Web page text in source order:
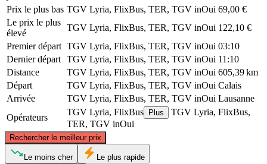
Prix ​​le plus bas TGV Lyria, FlixBus, TER, TGV inOui 69,00 €
Le prix le plus
élevé
TGV Lyria, FlixBus, TER, TGV inOui 122,10 €
Premier départ TGV Lyria, FlixBus, TER, TGV inOui 03:10
Dernier départ TGV Lyria, FlixBus, TER, TGV inOui 11:10
Distance
TGV Lyria, FlixBus, TER, TGV inOui 605,39 km
Départ
TGV Lyria, FlixBus, TER, TGV inOui Calais
Arrivée
TGV Lyria, FlixBus, TER, TGV inOui Lausanne
Opérateurs
TGV Lyria, FlixBus Plus
TGV Lyria, FlixBus,
TER, TGV inOui
Rechercher le meilleur prix
Calais
Le moins cher
Le plus rapide